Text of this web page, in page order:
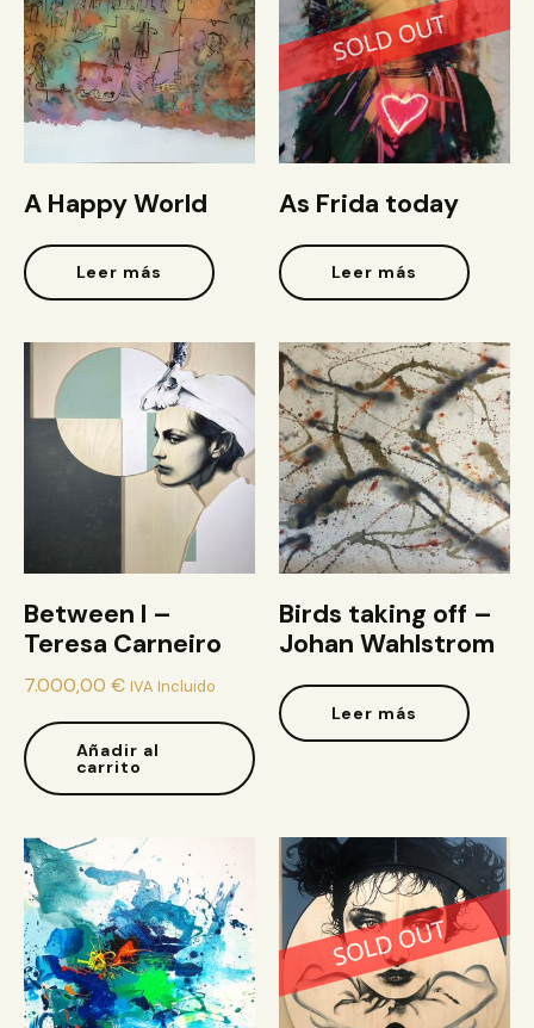
A Happy World
Leer más
As Frida today
Leer más
Between I –
Teresa Carneiro
7.000,00 € IVA Incluido
Añadir al
carrito
Birds taking off –
Johan Wahlstrom
Leer más